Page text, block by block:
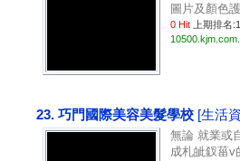
圖片及顏色
0 Hit 上期排名
23. 巧門國際美容美髮學校 [生活
無論 就業或
成札皉釵菑v